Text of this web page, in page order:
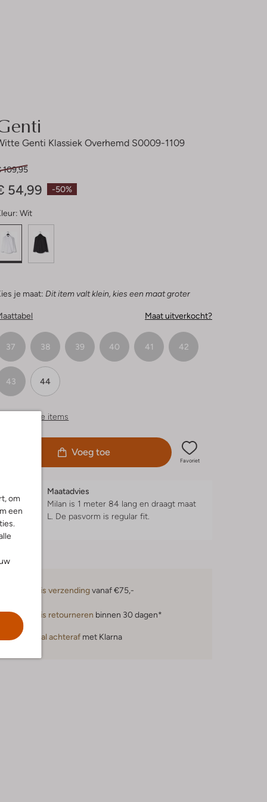
om
een
Genti Klassiek Overhemd S0009-1109
-50%
109,95
54,99
Wit
je maat: Dit item valt klein, kies een maat groter
Maat uitverkocht?
37 38 39 40 41 42
43 44
items
Voeg toe
Favoriet
Maatadvies
Milan is 1 meter 84 lang en draagt maat
L. De pasvorm is regular fit.
Gratis verzendingvanaf €75,-
Gratis retourneren binnen 30 dagen*
Betaal achteraf met Klarna